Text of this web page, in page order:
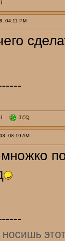
04:11 PM
08:19 AM